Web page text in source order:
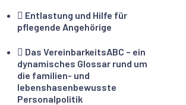
Entlastung und Hilfe für
pflegende Angehörige
Das VereinbarkeitsABC – ein
dynamisches Glossar rund um
die familien- und
lebenshasenbewusste
Personalpolitik